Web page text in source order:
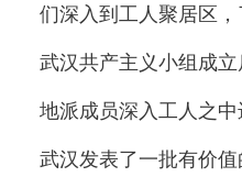
们深入到工人聚居区，
武汉共产主义小组成
地派成员深入工人之中
武汉发表了一批有价